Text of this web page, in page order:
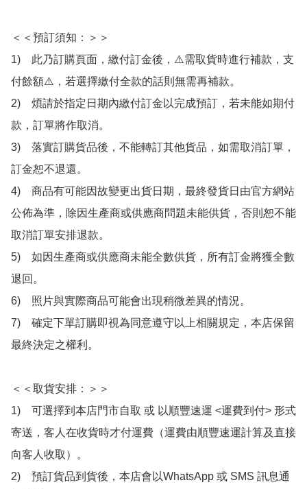
＜＜預訂須知：＞＞
1)　此乃訂購頁面，繳付訂金後，⚠️需取貨時進行補款，支
付餘額⚠️，若選擇繳付全款的話則無需再補款。
2)　煩請於指定日期內繳付訂金以完成預訂，若未能如期付
款，訂單將作取消。
3)　落實訂購貨品後，不能轉訂其他貨品，如需取消訂單，
訂金恕不退還。
4)　商品有可能因故變更出貨日期，最終發貨日由官方網站
公佈為準，除因生產商或供應商問題未能供貨，否則恕不能
取消訂單安排退款。
5)　如因生產商或供應商未能全數供貨，所有訂金將獲全數
退回。
6)　照片與實際商品可能會出現稍微差異的情況。
7)　確定下單訂購即視為同意遵守以上相關規定，本店保留
最終決定之權利。
＜＜取貨安排：＞＞
1)　可選擇到本店門市自取 或 以順豐速運 <運費到付> 形式
寄送，客人在收貨時才付運費（運費由順豐速運計算及直接
向客人收取）。
2)　預訂貨品到貨後，本店會以WhatsApp 或 SMS 訊息通